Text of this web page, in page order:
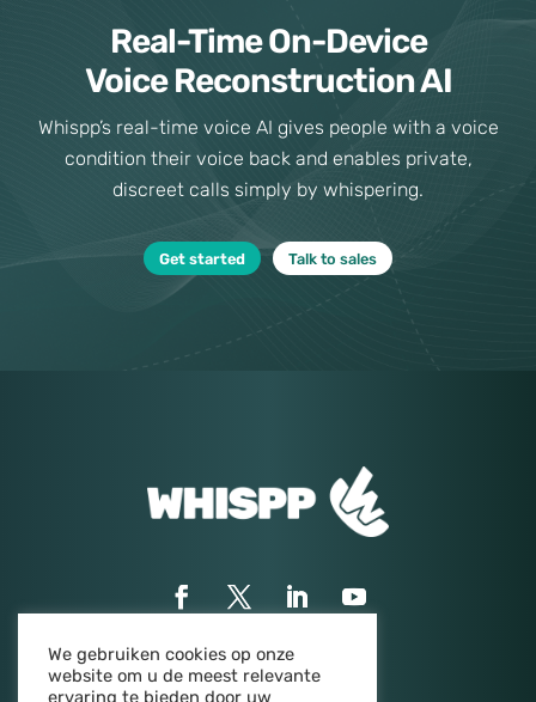
Real-Time On-Device
Voice Reconstruction AI
Whispp’s real-time voice AI gives people with a voice
condition their voice back and enables private,
discreet calls simply by whispering.
Get started Talk to sales